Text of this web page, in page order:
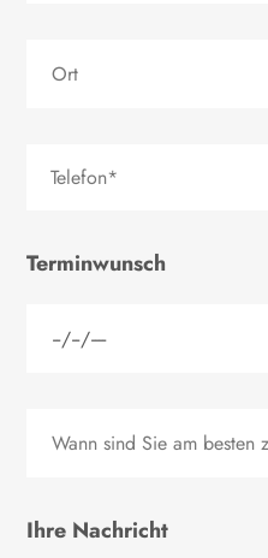
Terminwunsch
Ihre Nachricht